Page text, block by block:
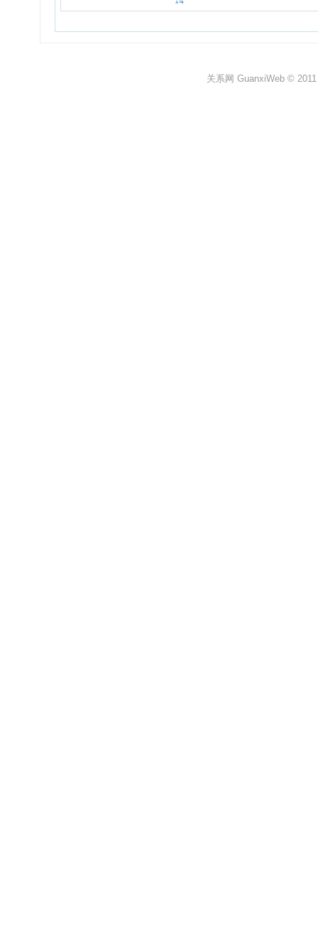
关系网 GuanxiWeb ©